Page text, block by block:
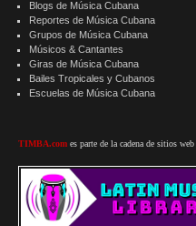
Blogs de Música Cubana
Reportes de Música Cubana
Grupos de Música Cubana
Músicos & Cantantes
Giras de Música Cubana
Bailes Tropicales y Cubanos
Escuelas de Música Cubana
TIMBA.com es parte de la cadena de sitios web